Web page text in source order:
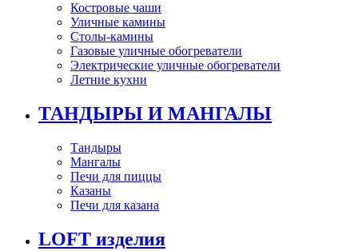
Костровые чаши
Уличные камины
Столы-камины
Газовые уличные обогреватели
Электрические уличные обогреватели
Летние кухни
ТАНДЫРЫ И МАНГАЛЫ
Тандыры
Мангалы
Печи для пиццы
Казаны
Печи для казана
LOFT изделия